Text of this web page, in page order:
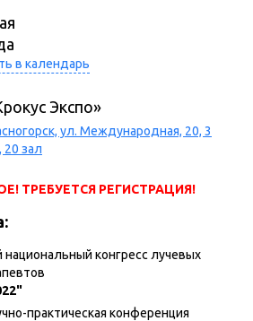
в календарь
Экспо»
ул. Международная, 20, 3
20 зал
ТРЕБУЕТСЯ РЕГИСТРАЦИЯ!
национальный конгресс лучевых
практическая конференция